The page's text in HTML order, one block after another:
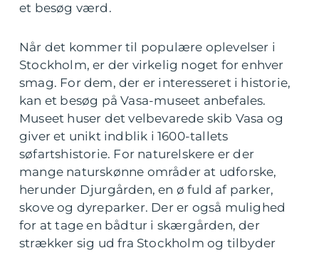
et besøg værd.
Når det kommer til populære oplevelser i
Stockholm, er der virkelig noget for enhver
smag. For dem, der er interesseret i historie,
kan et besøg på Vasa-museet anbefales.
Museet huser det velbevarede skib Vasa og
giver et unikt indblik i 1600-tallets
søfartshistorie. For naturelskere er der
mange naturskønne områder at udforske,
herunder Djurgården, en ø fuld af parker,
skove og dyreparker. Der er også mulighed
for at tage en bådtur i skærgården, der
strækker sig ud fra Stockholm og tilbyder